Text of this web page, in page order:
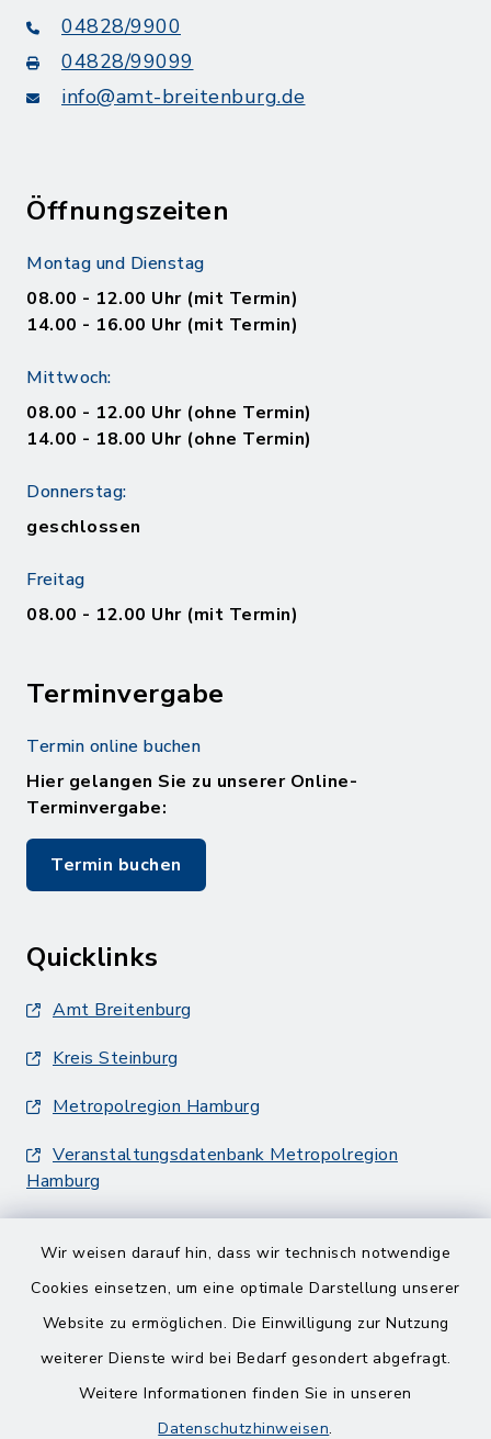
Wir weisen darauf hin, dass wir technisch notwendige
Cookies einsetzen, um eine optimale Darstellung unserer
Website zu ermöglichen. Die Einwilligung zur Nutzung
weiterer Dienste wird bei Bedarf gesondert abgefragt.
Weitere Informationen finden Sie in unseren
Datenschutzhinweisen.
04828/9900
04828/99099
info@amt-breitenburg.de
Öffnungszeiten
Montag und Dienstag
08.00 - 12.00 Uhr (mit Termin)
14.00 - 16.00 Uhr (mit Termin)
Mittwoch:
08.00 - 12.00 Uhr (ohne Termin)
14.00 - 18.00 Uhr (ohne Termin)
Donnerstag:
geschlossen
Freitag
08.00 - 12.00 Uhr (mit Termin)
Terminvergabe
Termin online buchen
Hier gelangen Sie zu unserer Online-
Terminvergabe:
Termin buchen
Quicklinks
Amt Breitenburg
Kreis Steinburg
Metropolregion Hamburg
Veranstaltungsdatenbank Metropolregion
Hamburg
Barrierefreiheit